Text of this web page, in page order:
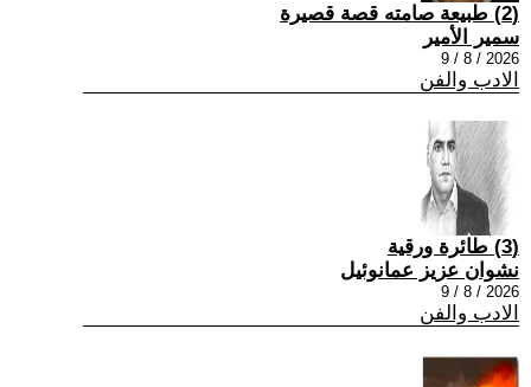
(2) طبيعة صامته قصة قصيرة
سمير الأمير
2026 / 8 / 9
الادب والفن
(3) طائرة ورقية
نشوان عزيز عمانوئيل
2026 / 8 / 9
الادب والفن